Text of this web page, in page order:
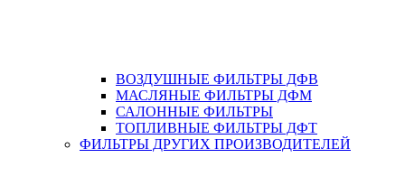
ВОЗДУШНЫЕ ФИЛЬТРЫ ДФВ
МАСЛЯНЫЕ ФИЛЬТРЫ ДФМ
САЛОННЫЕ ФИЛЬТРЫ
ТОПЛИВНЫЕ ФИЛЬТРЫ ДФТ
ФИЛЬТРЫ ДРУГИХ ПРОИЗВОДИТЕЛЕЙ